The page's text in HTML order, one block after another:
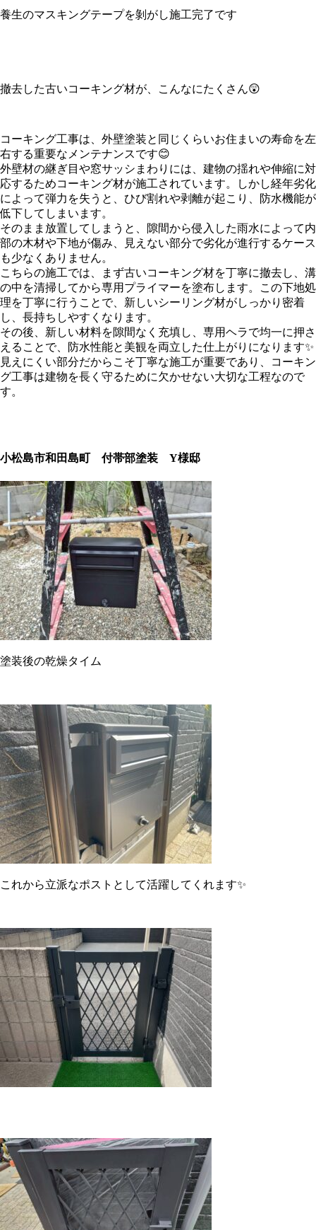
養生のマスキングテープを剝がし施工完了です
撤去した古いコーキング材が、こんなにたくさん😲
コーキング工事は、外壁塗装と同じくらいお住まいの寿命を左
右する重要なメンテナンスです😊
外壁材の継ぎ目や窓サッシまわりには、建物の揺れや伸縮に対
応するためコーキング材が施工されています。しかし経年劣化
によって弾力を失うと、ひび割れや剥離が起こり、防水機能が
低下してしまいます。
そのまま放置してしまうと、隙間から侵入した雨水によって内
部の木材や下地が傷み、見えない部分で劣化が進行するケース
も少なくありません。
こちらの施工では、まず古いコーキング材を丁寧に撤去し、溝
の中を清掃してから専用プライマーを塗布します。この下地処
理を丁寧に行うことで、新しいシーリング材がしっかり密着
し、長持ちしやすくなります。
その後、新しい材料を隙間なく充填し、専用ヘラで均一に押さ
えることで、防水性能と美観を両立した仕上がりになります✨
見えにくい部分だからこそ丁寧な施工が重要であり、コーキン
グ工事は建物を長く守るために欠かせない大切な工程なので
す。
小松島市和田島町 付帯部塗装 Y様邸
塗装後の乾燥タイム
これから立派なポストとして活躍してくれます✨